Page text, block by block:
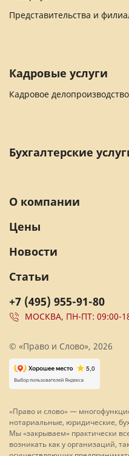
Представительства и
Кадровые услуги
Кадровое делопроизводство
Бухгалтерские
+7 (495) 955-91-80
МОСКВА, ПН-ПТ: 09:00-
О компании
Цены
Новости
Статьи
© «Право и Слово», 2026
«Право и слово» —
нотариальные, юридические,
Мы «закрываем» практически
возникать как у организаций,